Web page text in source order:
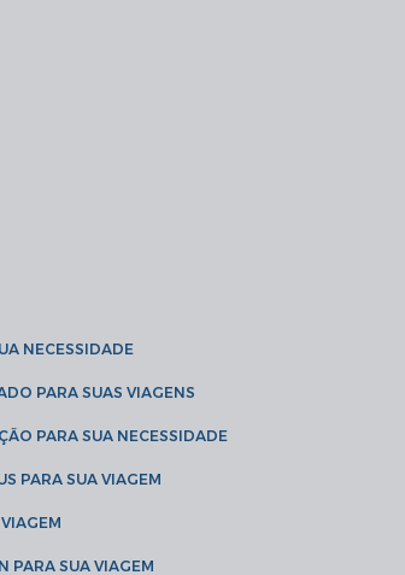
NECESSIDADE
PARA SUAS VIAGENS
PARA SUA NECESSIDADE
PARA SUA VIAGEM
PARA SUA VIAGEM